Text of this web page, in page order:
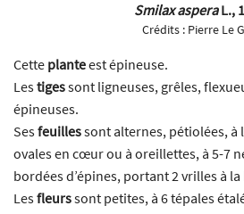
Smilax asperaL.,
Crédits : Pierre Le
Cette planteest épineuse.
Lestigessont ligneuses, grêles,
épineuses.
Sesfeuillessont alternes, pétiolées,
ovales en cœur ou à oreillettes, à 5-7
bordées d’épines, portant 2 vrilles à
Lesfleurssont petites, à 6 tépales